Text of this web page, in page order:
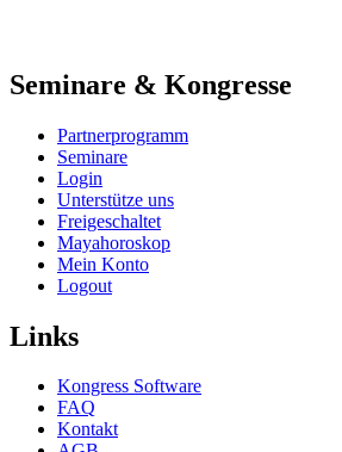
Seminare & Kongresse
Partnerprogramm
Seminare
Login
Unterstütze uns
Freigeschaltet
Mayahoroskop
Mein Konto
Logout
Links
Kongress Software
FAQ
Kontakt